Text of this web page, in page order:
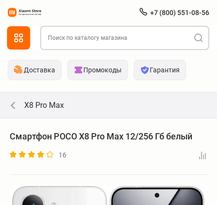
+7 (800) 551-08-56
Доставка Промокоды Гарантия
X8 Pro Max
Смартфон POCO X8 Pro Max 12/256 Гб белый
16